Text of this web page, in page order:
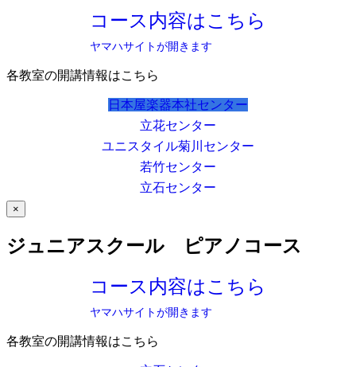
コース内容はこちら
ヤマハサイトが開きます
各教室の開講情報はこちら
日本屋楽器本社センター
立花センター
ユニスタイル菊川センター
若竹センター
立石センター
×
ジュニアスクール ピアノコース
コース内容はこちら
ヤマハサイトが開きます
各教室の開講情報はこちら